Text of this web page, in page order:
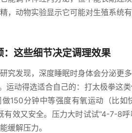
，动物实验显示它可能对生殖系统
：这些细节决定调理效果
究发现，深度睡眠时身体会分泌更
运动得选适合自己的：打太极拳这
150分钟中等强度有氧运动（比
有效又安全。压力大时试试“4-7-8
缓解压力。